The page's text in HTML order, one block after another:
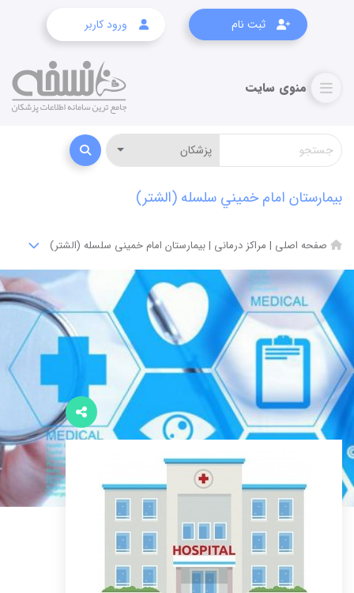
ثبت نام ورود کاربر
بیمارستان امام خميني سلسله (الشتر)
صفحه اصلی | مراکز درمانی |بیمارستان امام خمینی سلسله (الشتر)